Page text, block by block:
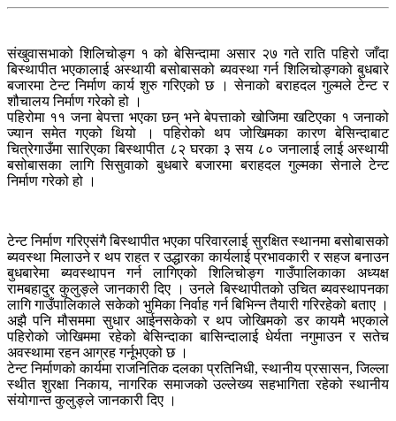
संखुवासभाको शिलिचोङ्ग १ को बेसिन्दामा असार २७ गते राति पहिरो जाँदा
बिस्थापीत भएकालाई अस्थायी बसोबासको ब्यवस्था गर्न शिलिचोङ्गको बुधबारे
बजारमा टेन्ट निर्माण कार्य शुरु गरिएको छ । सेनाको बराहदल गुल्मले टेन्ट र
शौचालय निर्माण गरेको हो ।
पहिरोमा ११ जना बेपत्ता भएका छन् भने बेपत्ताको खोजिमा खटिएका १ जनाको
ज्यान समेत गएको थियो । पहिरोको थप जोखिमका कारण बेसिन्दाबाट
चित्रेगाउँमा सारिएका बिस्थापीत ८२ घरका ३ सय ८० जनालाई लाई अस्थायी
बसोबासका लागि सिसुवाको बुधबारे बजारमा बराहदल गुल्मका सेनाले टेन्ट
निर्माण गरेको हो ।
टेन्ट निर्माण गरिएसंगै बिस्थापीत भएका परिवारलाई सुरक्षित स्थानमा बसोबासको
ब्यवस्था मिलाउने र थप राहत र उद्धारका कार्यलाई प्रभावकारी र सहज बनाउन
बुधबारेमा ब्यवस्थापन गर्न लागिएको शिलिचोङ्ग गाउँपालिकाका अध्यक्ष
रामबहादुर कुलुङ्ले जानकारी दिए । उनले बिस्थापीतको उचित ब्यवस्थापनका
लागि गाउँपालिकाले सकेको भुमिका निर्वाह गर्न बिभिन्न तैयारी गरिरहेको बताए ।
अझै पनि मौसममा सुधार आईनसकेको र थप जोखिमको डर कायमै भएकाले
पहिरोको जोखिममा रहेको बेसिन्दाका बासिन्दालाई धेर्यता नगुमाउन र सतेच
अवस्थामा रहन आग्रह गर्नूभएको छ ।
टेन्ट निर्माणको कार्यमा राजनितिक दलका प्रतिनिधी, स्थानीय प्रसासन, जिल्ला
स्थीत शुरक्षा निकाय, नागरिक समाजको उल्लेख्य सहभागिता रहेको स्थानीय
संयोगान्त कुलुङ्ले जानकारी दिए ।